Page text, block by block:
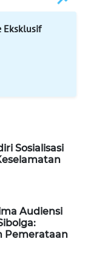
Eksklusif
Sosialisasi
Audiensi
Pemerataan